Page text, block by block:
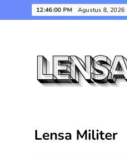
to
12:46:01 PM Agustus 8, 2026
Lensa Militer